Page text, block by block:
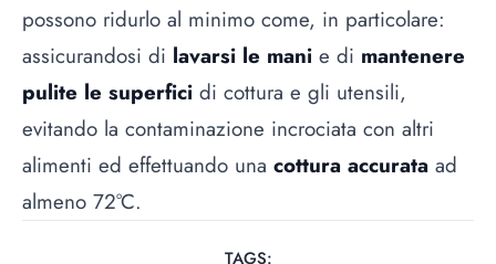
possono ridurlo al minimo come, in particolare:
assicurandosi di lavarsi le mani e di mantenere
pulite le superfici di cottura e gli utensili,
evitando la contaminazione incrociata con altri
alimenti ed effettuando una cottura accurata ad
almeno 72°C.
TAGS: